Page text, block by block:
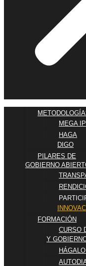
MEGA IP
HAGA
DIGO
PILARES DE
GOBIERNO
FORMACIÓN
CURSO
Y